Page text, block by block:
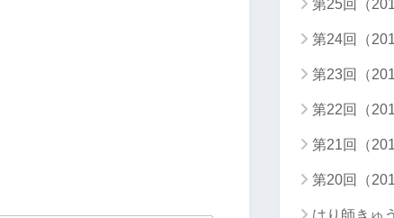
第25回（
第24回（
第23回（
第22回（
第21回（
第20回（